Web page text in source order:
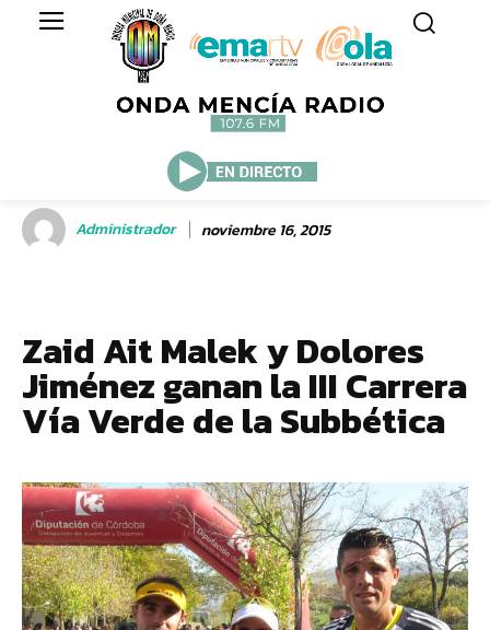
Administrador noviembre 16, 2015
Zaid Ait Malek y Dolores
Jiménez ganan la III Carrera
Vía Verde de la Subbética